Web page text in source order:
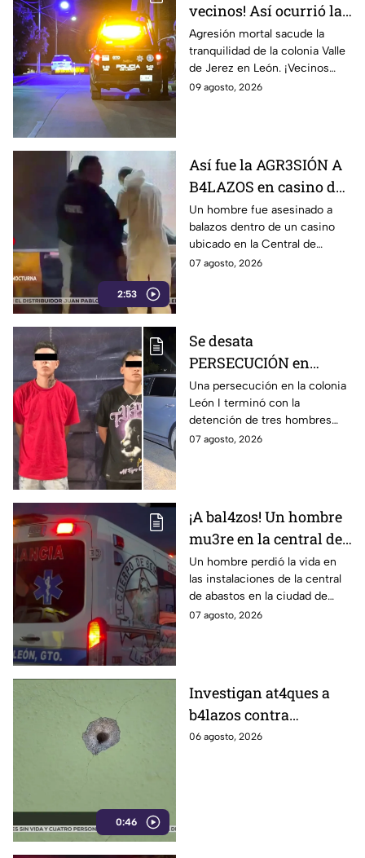
vecinos! Así ocurrió la
agresión que dejó SIN
V1DA a una mujer en
León, a plena
madrugada
Agresión mortal sacude la
tranquilidad de la colonia Valle
de Jerez en León. ¡Vecinos
atemorizados por ataque
09 agosto, 2026
2:53
Así fue la AGR3SIÓN A
B4LAZOS en casino de
la Central de Abastos
que cobró la v1da de un
hombre, en León
Un hombre fue asesinado a
balazos dentro de un casino
ubicado en la Central de
Abastos de León. Sujetos
07 agosto, 2026
Se desata
PERSECUCIÓN en
colonia León I: Así
IDENTIFICARON y
DETUVIERON a tres
hombres, en León
Una persecución en la colonia
León I terminó con la
detención de tres hombres
que viajaban en una
07 agosto, 2026
¡A bal4zos! Un hombre
mu3re en la central de
abastos; esto es lo que
se sabe
Un hombre perdió la vida en
las instalaciones de la central
de abastos en la ciudad de
León, tras ser víctima de un
07 agosto, 2026
0:46
Investigan at4ques a
b4lazos contra
distintos domicilios en
06 agosto, 2026